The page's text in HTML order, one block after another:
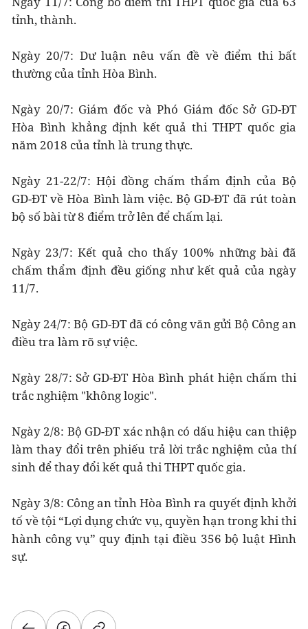
tỉnh, thành.
Ngày 20/7: Dư luận nêu vấn đề về điểm thi bất
thường của tỉnh Hòa Bình.
Ngày 20/7: Giám đốc và Phó Giám đốc Sở GD-ĐT
Hòa Bình khẳng định kết quả thi THPT quốc gia
năm 2018 của tỉnh là trung thực.
Ngày 21-22/7: Hội đồng chấm thẩm định của Bộ
GD-ĐT về Hòa Bình làm việc. Bộ GD-ĐT đã rút toàn
bộ số bài từ 8 điểm trở lên để chấm lại.
Ngày 23/7: Kết quả cho thấy 100% những bài đã
chấm thẩm định đều giống như kết quả của ngày
11/7.
Ngày 24/7: Bộ GD-ĐT đã có công văn gửi Bộ Công an
điều tra làm rõ sự việc.
Ngày 28/7: Sở GD-ĐT Hòa Bình phát hiện chấm thi
trắc nghiệm "không logic".
Ngày 2/8: Bộ GD-ĐT xác nhận có dấu hiệu can thiệp
làm thay đổi trên phiếu trả lời trắc nghiệm của thí
sinh để thay đổi kết quả thi THPT quốc gia.
Ngày 3/8: Công an tỉnh Hòa Bình ra quyết định khởi
tố về tội “Lợi dụng chức vụ, quyền hạn trong khi thi
hành công vụ” quy định tại điều 356 bộ luật Hình
sự.​